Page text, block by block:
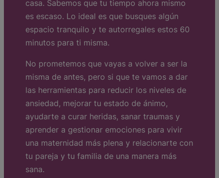
casa. Sabemos que tu tiempo ahora mismo
es escaso. Lo ideal es que busques algún
espacio tranquilo y te autorregales estos 60
minutos para ti misma.
No prometemos que vayas a volver a ser la
misma de antes, pero si que te vamos a dar
las herramientas para reducir los niveles de
ansiedad, mejorar tu estado de ánimo,
ayudarte a curar heridas, sanar traumas y
aprender a gestionar emociones para vivir
una maternidad más plena y relacionarte con
tu pareja y tu familia de una manera más
sana.